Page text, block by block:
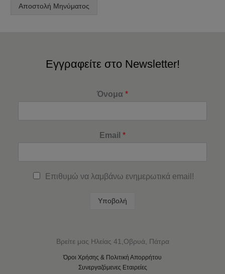
Αποστολή Μηνύματος
Εγγραφείτε στο Newsletter!
Όνομα *
Email *
Επιθυμώ να λαμβάνω ενημερωτικά email!
Υποβολή
Βρείτε μας Ηλείας 41,Οβρυά, Πάτρα
Όροι Χρήσης & Πολιτική Απορρήτου
Συνεργαζόμενες Εταιρείες